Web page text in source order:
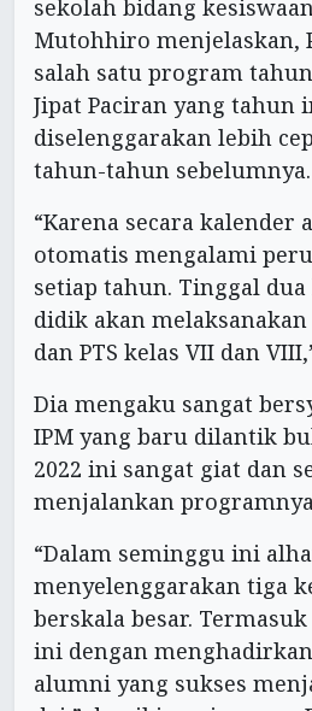
sekolah bidang
Mutohhiro menjelaskan,
salah satu program
Jipat Paciran yang tahun
diselenggarakan lebih
tahun-tahun sebelumnya.
“Karena secara kalender
otomatis mengalami
setiap tahun. Tinggal
didik akan melaksanakan
dan PTS kelas VII dan
Dia mengaku sangat
IPM yang baru dilantik
2022 ini sangat giat dan
menjalankan
“Dalam seminggu ini
menyelenggarakan tiga
berskala besar.
ini dengan
alumni yang sukses